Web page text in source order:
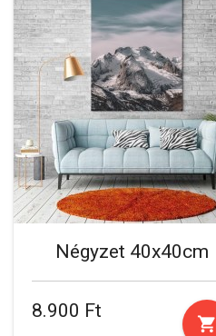
Négyzet 40x40cm
8.900 Ft
shopping_cart